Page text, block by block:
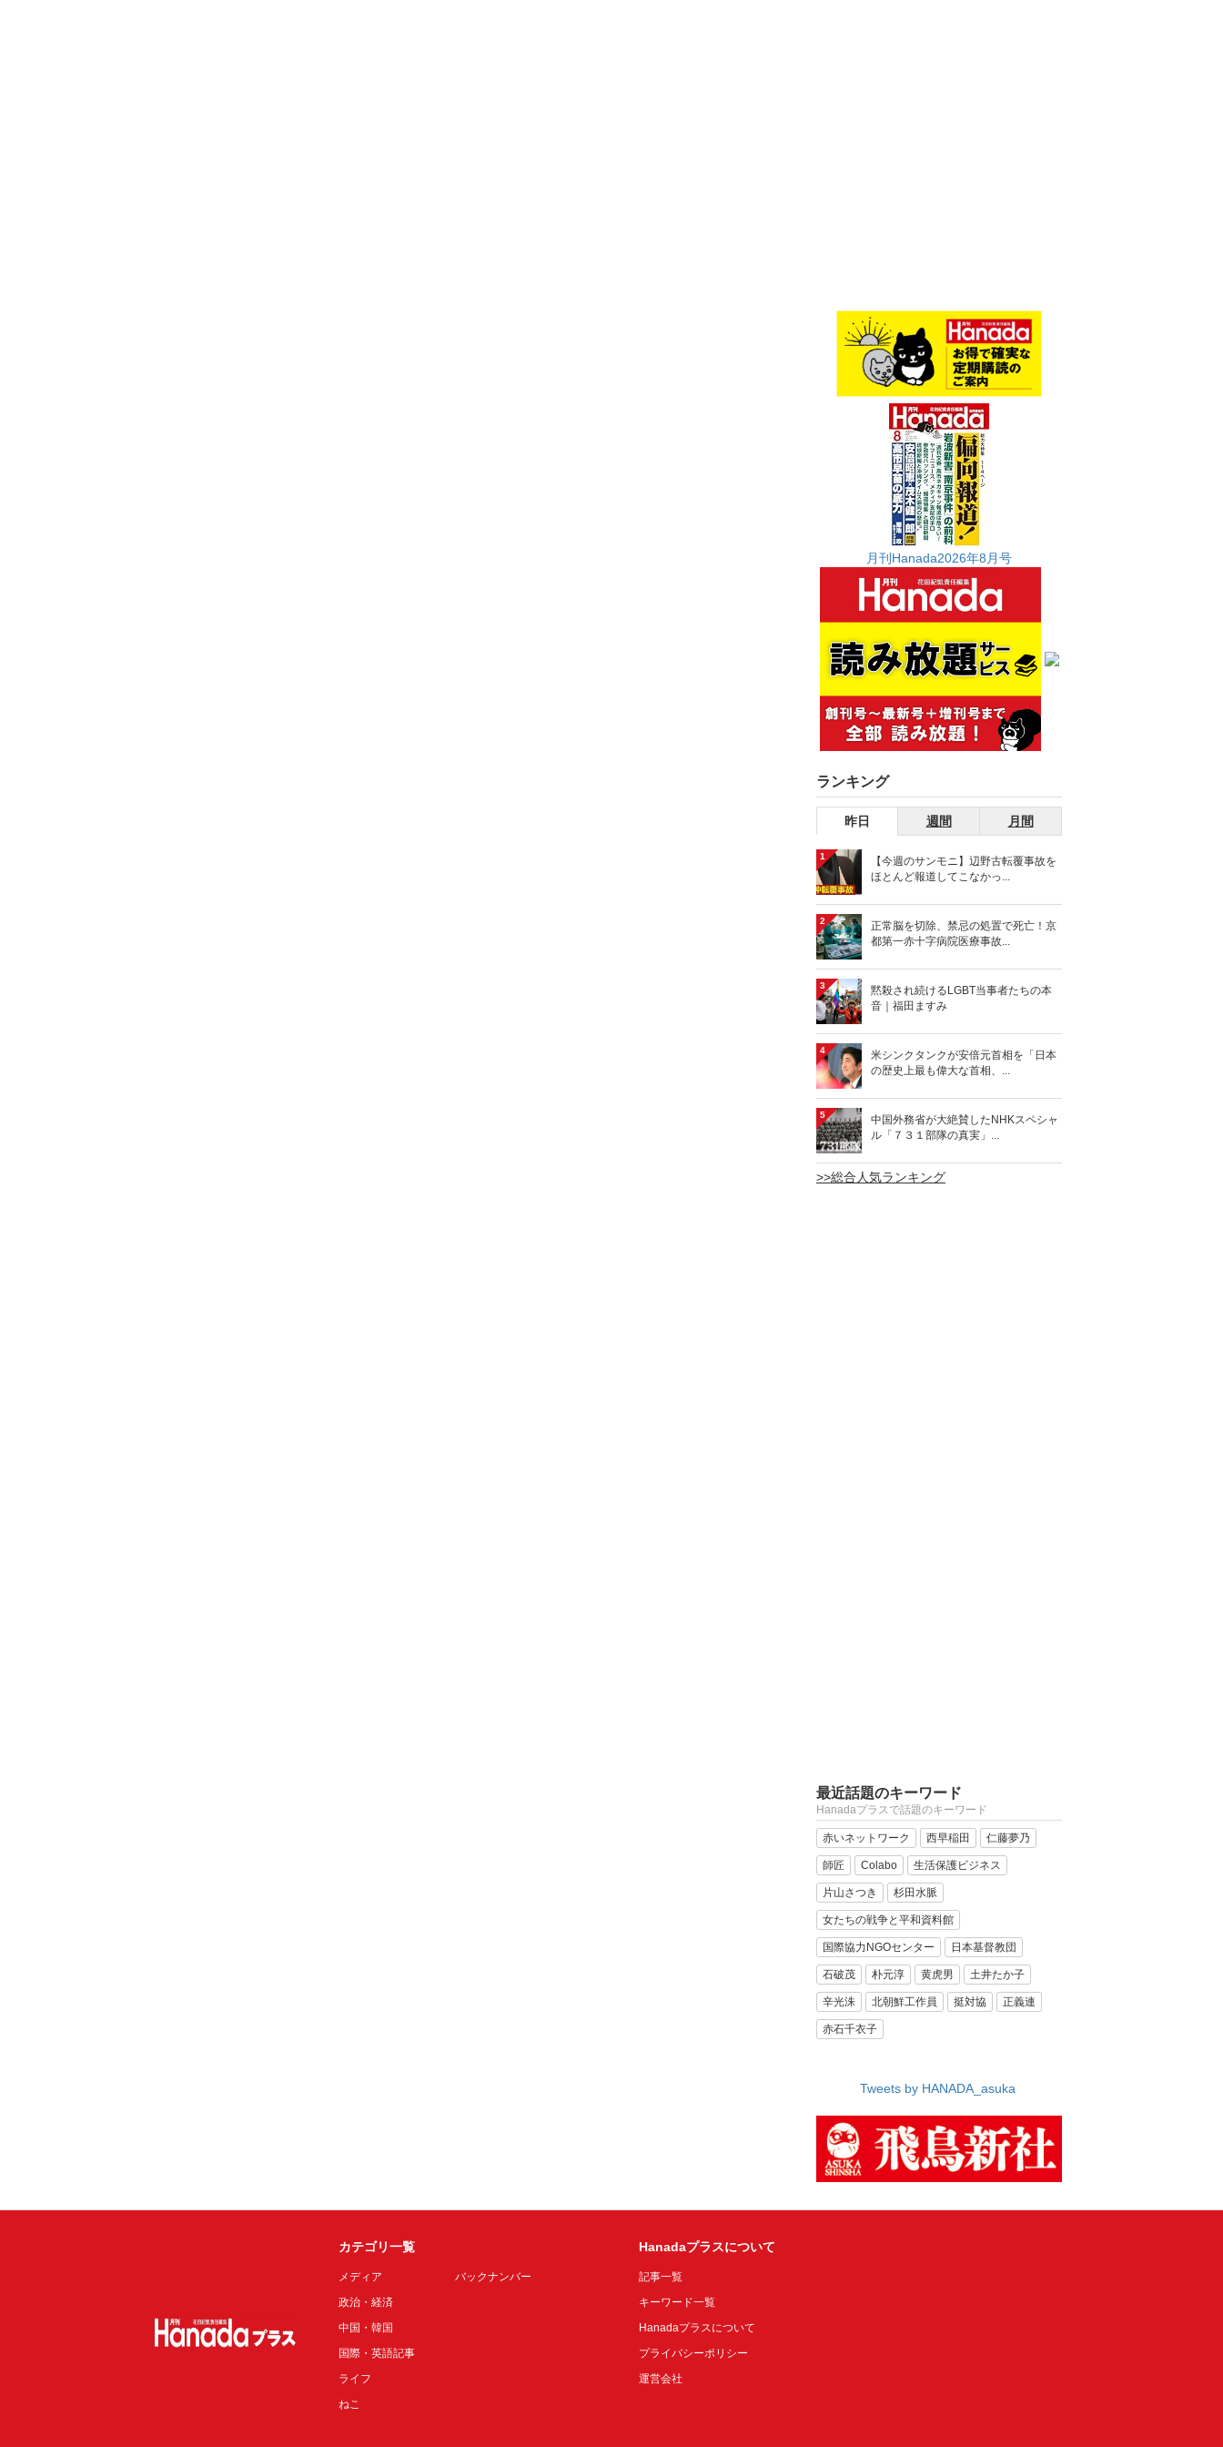
月刊Hanada2026年8月号
ランキング
昨日 週間 月間
1
【今週のサンモニ】辺野古転覆事故を
ほとんど報道してこなかっ...
2
正常脳を切除、禁忌の処置で死亡！京
都第一赤十字病院医療事故...
3
黙殺され続けるLGBT当事者たちの本
音｜福田ますみ
4
米シンクタンクが安倍元首相を「日本
の歴史上最も偉大な首相、...
5
中国外務省が大絶賛したNHKスペシャ
ル「７３１部隊の真実」...
>>総合人気ランキング
最近話題のキーワード
Hanadaプラスで話題のキーワード
赤いネットワーク 西早稲田 仁藤夢乃
師匠 Colabo 生活保護ビジネス
片山さつき 杉田水脈
女たちの戦争と平和資料館
国際協力NGOセンター 日本基督教団
石破茂 朴元淳 黄虎男 土井たか子
辛光洙 北朝鮮工作員 挺対協 正義連
赤石千衣子
Tweets by HANADA_asuka
カテゴリ一覧
メディア
政治・経済
中国・韓国
国際・英語記事
ライフ
ねこ
バックナンバー
Hanadaプラスについて
記事一覧
キーワード一覧
Hanadaプラスについて
プライバシーポリシー
運営会社